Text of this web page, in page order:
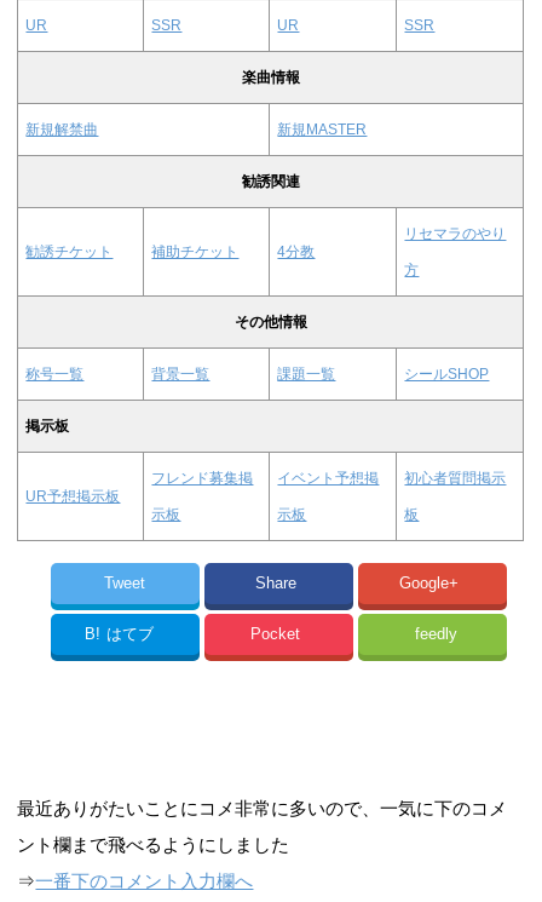
UR SSR UR SSR
楽曲情報
新規解禁曲 新規MASTER
勧誘関連
勧誘チケット 補助チケット 4分教
リセマラのやり
方
その他情報
称号一覧 背景一覧 課題一覧 シールSHOP
掲示板
UR予想掲示板
フレンド募集掲
示板
イベント予想掲
示板
初心者質問掲示
板
Tweet Share Google+
B! はてブ Pocket feedly
最近ありがたいことにコメ非常に多いので、一気に下のコメ
ント欄まで飛べるようにしました
⇒一番下のコメント入力欄へ